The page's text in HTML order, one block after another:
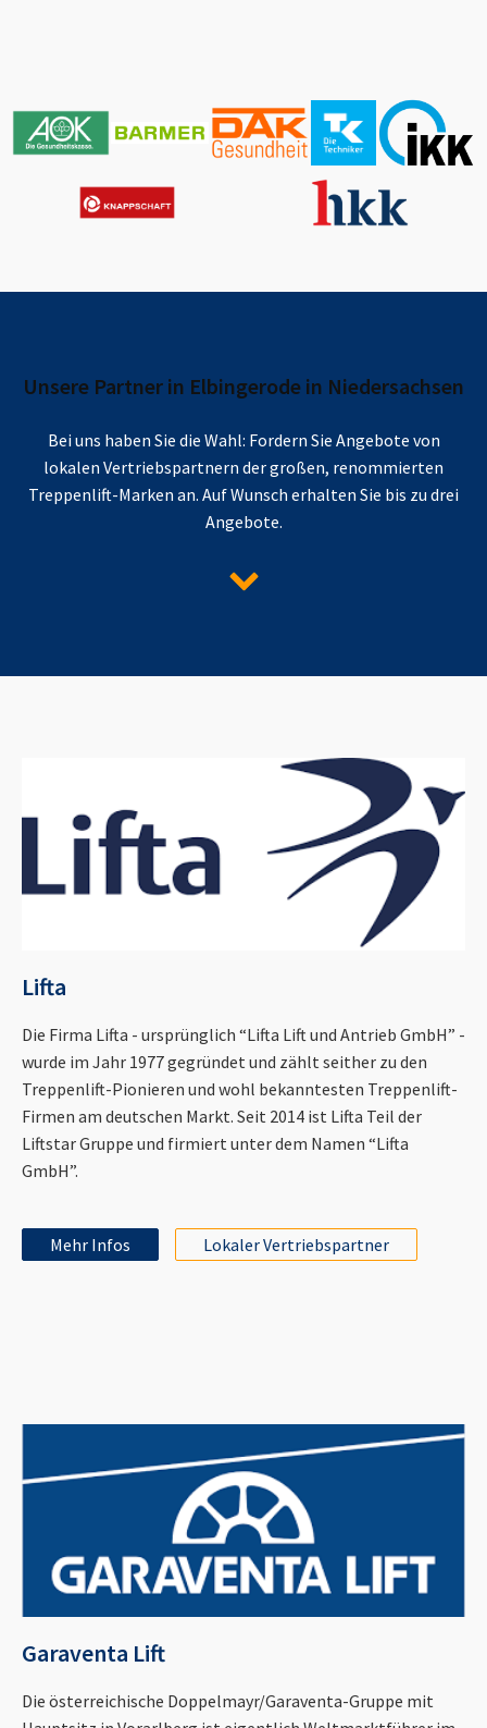
Unsere Partner in Elbingerode in Niedersachsen
Bei uns haben Sie die Wahl: Fordern Sie Angebote von
lokalen Vertriebspartnern der großen, renommierten
Treppenlift-Marken an. Auf Wunsch erhalten Sie bis zu drei
Angebote.
Lifta
Die Firma Lifta - ursprünglich “Lifta Lift und Antrieb GmbH” -
wurde im Jahr 1977 gegründet und zählt seither zu den
Treppenlift-Pionieren und wohl bekanntesten Treppenlift-
Firmen am deutschen Markt. Seit 2014 ist Lifta Teil der
Liftstar Gruppe und firmiert unter dem Namen “Lifta
GmbH”.
Mehr Infos Lokaler Vertriebspartner
Garaventa Lift
Die österreichische Doppelmayr/Garaventa-Gruppe mit